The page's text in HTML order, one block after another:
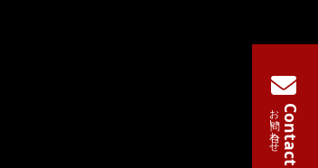
Contact
お問い合わせ